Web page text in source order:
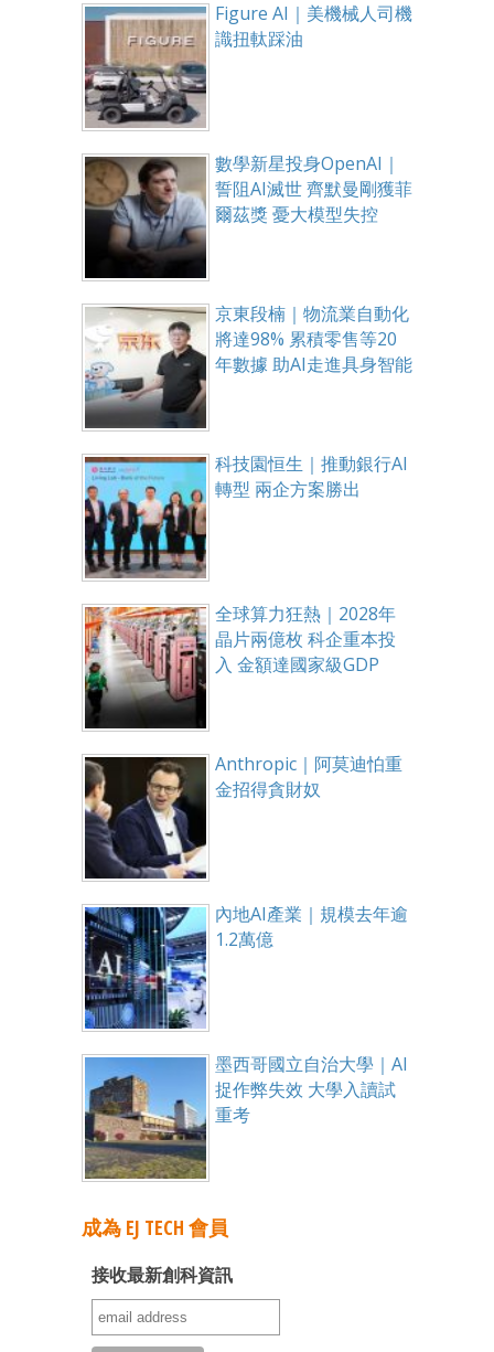
Figure AI｜美機械人司機
識扭軚踩油
數學新星投身OpenAI｜
誓阻AI滅世 齊默曼剛獲菲
爾茲獎 憂大模型失控
京東段楠｜物流業自動化
將達98% 累積零售等20
年數據 助AI走進具身智能
科技園恒生｜推動銀行AI
轉型 兩企方案勝出
全球算力狂熱｜2028年
晶片兩億枚 科企重本投
入 金額達國家級GDP
Anthropic｜阿莫迪怕重
金招得貪財奴
內地AI產業｜規模去年逾
1.2萬億
墨西哥國立自治大學｜AI
捉作弊失效 大學入讀試
重考
成為 EJ TECH 會員
接收最新創科資訊